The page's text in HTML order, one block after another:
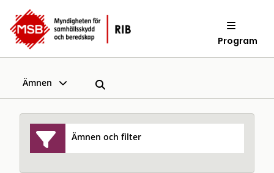
Program
Ämnen
Ämnen och filter